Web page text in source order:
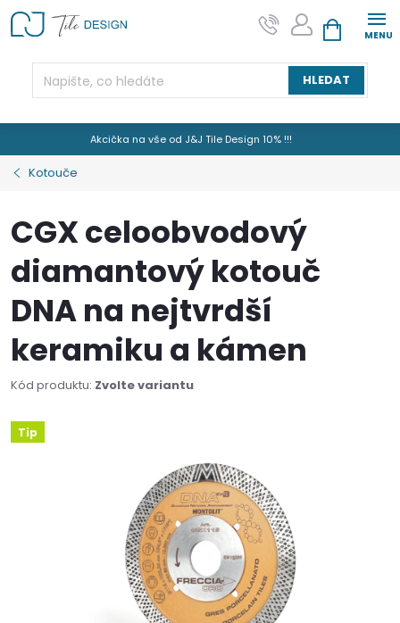
Přejít
na
HLEDAT
NÁKUPNÍ KOŠÍK
Akcička na vše od J&J Tile Design 10% !!!
Kotouče
CGX celoobvodový
diamantový kotouč
DNA na nejtvrdší
keramiku a kámen
Kód produktu: Zvolte variantu
Tip